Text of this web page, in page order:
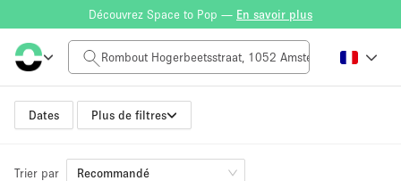
Découvrez Space to Pop — En savoir plus
Dates Plus de filtres
Tarif à la journée
$0
Taille de l'espace
Trier par Recommandé